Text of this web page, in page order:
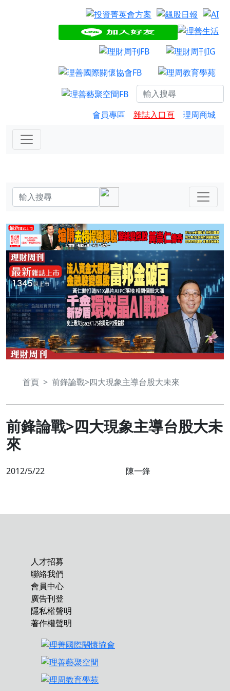
會員專區 雜誌入口頁 理周商城
首頁 前鋒論戰>四大現象主導台股大未來
前鋒論戰>四大現象主導台股大未
來
2012/5/22 陳一鋒
人才招募
聯絡我們
會員中心
廣告刊登
隱私權聲明
著作權聲明